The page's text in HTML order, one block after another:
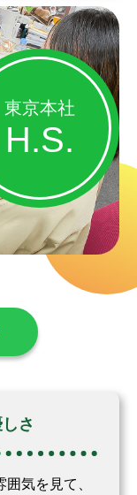
東京本社
H.S.
さ
気を見て、